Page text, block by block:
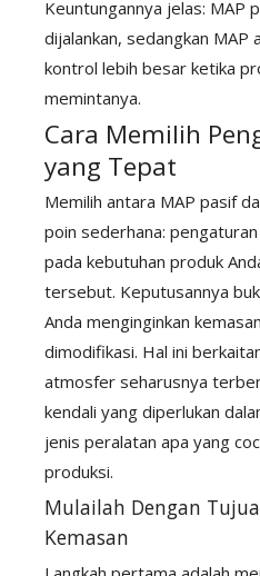
Keuntungannya jelas: MAP
dijalankan, sedangkan
kontrol lebih besar ketika
memintanya.
Cara Memilih
yang Tepat
Memilih antara MAP pasif
poin sederhana:
pada kebutuhan produk
tersebut. Keputusannya
Anda menginginkan
dimodifikasi. Hal ini
atmosfer seharusnya
kendali yang diperlukan
jenis peralatan apa yang
produksi.
Mulailah Dengan
Kemasan